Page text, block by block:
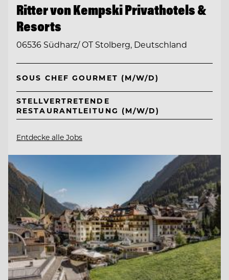
Ritter von Kempski Privathotels &
Resorts
06536 Südharz/ OT Stolberg, Deutschland
SOUS CHEF GOURMET (M/W/D)
STELLVERTRETENDE
RESTAURANTLEITUNG (M/W/D)
Entdecke alle Jobs